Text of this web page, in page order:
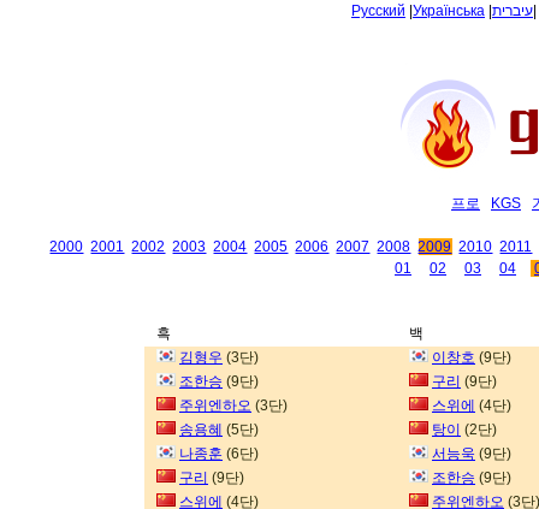
Русский Українська עיברית
프로 KGS
2000 2001 2002 2003 2004 2005 2006 2007 2008 2009 2010 2011
01
02 03 04
흑
백
김형우 (3단) 이창호 (9단)
조한승 (9단) 구리 (9단)
주위엔하오 (3단) 스위에 (4단)
송용혜 (5단) 탕이 (2단)
나종훈 (6단) 서능욱 (9단)
구리 (9단) 조한승 (9단)
스위에 (4단) 주위엔하오 (3단)